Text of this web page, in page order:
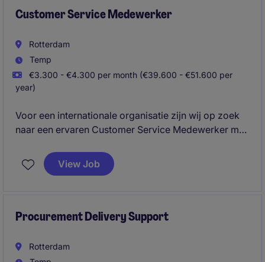
Customer Service Medewerker
Rotterdam
Temp
€3.300 - €4.300 per month (€39.600 - €51.600 per
year)
Voor een internationale organisatie zijn wij op zoek
naar een ervaren Customer Service Medewerker met
ben je verantwoordelijk voor het beheren van
klantrelaties, verwerken van orders en het
View Job
Procurement Delivery Support
Rotterdam